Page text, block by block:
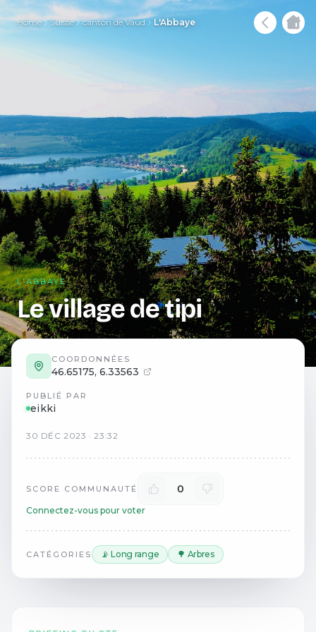
Home Suisse canton de Vaud L'Abbaye
L'ABBAYE
Le village de tipi
COORDONNÉES
46.65175, 6.33563
PUBLIÉ PAR
eikki
30 DÉC 2023 ·23:32
SCORE COMMUNAUTÉ 0
Connectez-vous pour voter
CATÉGORIES 📡 Long range 🌳 Arbres